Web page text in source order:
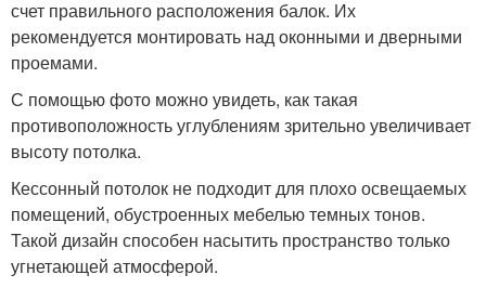
счет правильного расположения балок. Их
рекомендуется монтировать над оконными и дверными
проемами.
С помощью фото можно увидеть, как такая
противоположность углублениям зрительно увеличивает
высоту потолка.
Кессонный потолок не подходит для плохо освещаемых
помещений, обустроенных мебелью темных тонов.
Такой дизайн способен насытить пространство только
угнетающей атмосферой.